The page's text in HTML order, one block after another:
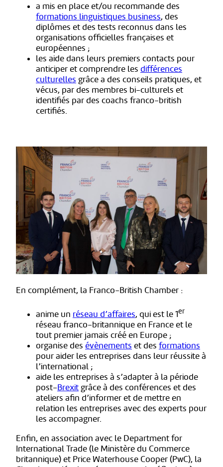
a mis en place et/ou recommande des
formations linguistiques business, des
diplômes et des tests reconnus dans les
organisations officielles françaises et
européennes ;
les aide dans leurs premiers contacts pour
anticiper et comprendre les différences
culturelles grâce a des conseils pratiques, et
vécus, par des membres bi-culturels et
identifiés par des coachs franco-british
certifiés.
En complément, la Franco-British Chamber :
anime un réseau d’affaires, qui est le 1er
réseau franco-britannique en France et le
tout premier jamais créé en Europe ;
organise des évènements et des formations
pour aider les entreprises dans leur réussite à
l’international ;
aide les entreprises à s’adapter à la période
post-Brexit grâce à des conférences et des
ateliers afin d’informer et de mettre en
relation les entreprises avec des experts pour
les accompagner.
Enfin, en association avec le Department for
International Trade (le Ministère du Commerce
britannique) et Price Waterhouse Cooper (PwC), la